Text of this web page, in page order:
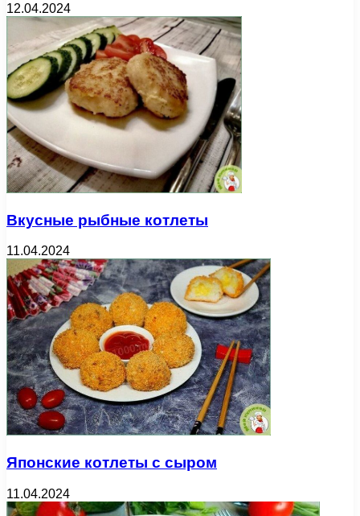
12.04.2024
Вкусные рыбные котлеты
11.04.2024
Японские котлеты с сыром
11.04.2024